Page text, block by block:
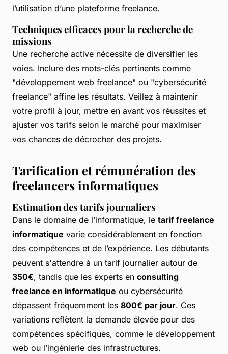
l’utilisation d’une plateforme freelance.
Techniques efficaces pour la recherche de
missions
Une recherche active nécessite de diversifier les
voies. Inclure des mots-clés pertinents comme
"développement web freelance" ou "cybersécurité
freelance" affine les résultats. Veillez à maintenir
votre profil à jour, mettre en avant vos réussites et
ajuster vos tarifs selon le marché pour maximiser
vos chances de décrocher des projets.
Tarification et rémunération des
freelancers informatiques
Estimation des tarifs journaliers
Dans le domaine de l’informatique, le tarif freelance
informatique varie considérablement en fonction
des compétences et de l’expérience. Les débutants
peuvent s'attendre à un tarif journalier autour de
350€, tandis que les experts en consulting
freelance en informatique ou cybersécurité
dépassent fréquemment les 800€ par jour. Ces
variations reflètent la demande élevée pour des
compétences spécifiques, comme le développement
web ou l’ingénierie des infrastructures.